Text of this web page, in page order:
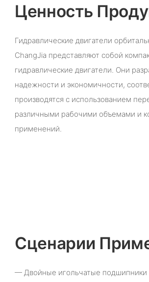
Ценность
Гидравлические двигатели
ChangJia представляют собой
гидравлические двигатели. Они
надежности и экономичности,
производятся с использованием
различными рабочими объемами и
применений.
Сценарии
— Двойные игольчатые